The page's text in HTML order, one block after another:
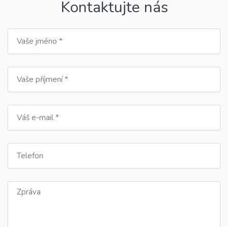
Kontaktujte nás